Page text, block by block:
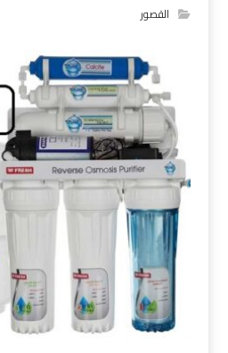
القصور